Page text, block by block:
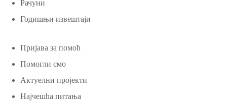
Рачуни
Годишњи извештаји
Пријава за помоћ
Помогли смо
Актуелни пројекти
Најчешћа питања